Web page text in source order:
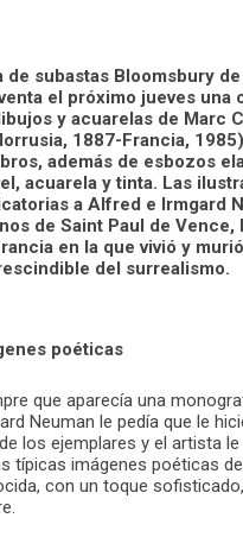
de subastas Bloomsbury
el próximo jueves una
y acuarelas de Marc
1887-Francia,
además de esbozos
acuarela y tinta. Las
a Alfred e Irmgard
de Saint Paul de Vence,
en la que vivió y
del surrealismo.
poéticas
que aparecía una
Neuman le pedía que le
los ejemplares y el artista
típicas imágenes poéticas
con un toque